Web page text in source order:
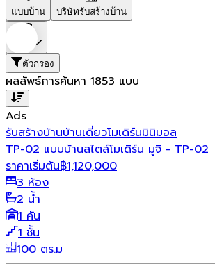
แบบบ้าน บริษัทรับสร้างบ้าน
ตัวกรอง
ผลลัพธ์การค้นหา 1853 แบบ
Ads
รับสร้างบ้านบ้านเดี่ยวโมเดิร์นมินิมอล
TP-02 แบบบ้านสไตล์โมเดิร์น มูจิ - TP-02
ราคาเริ่มต้น฿1,120,000
3 ห้อง
2 น้ำ
1 คัน
1 ชั้น
100 ตร.ม